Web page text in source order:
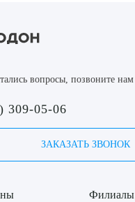
вопросы, позвоните нам
309-05-06
ЗАКАЗАТЬ ЗВОНОК
Филиалы